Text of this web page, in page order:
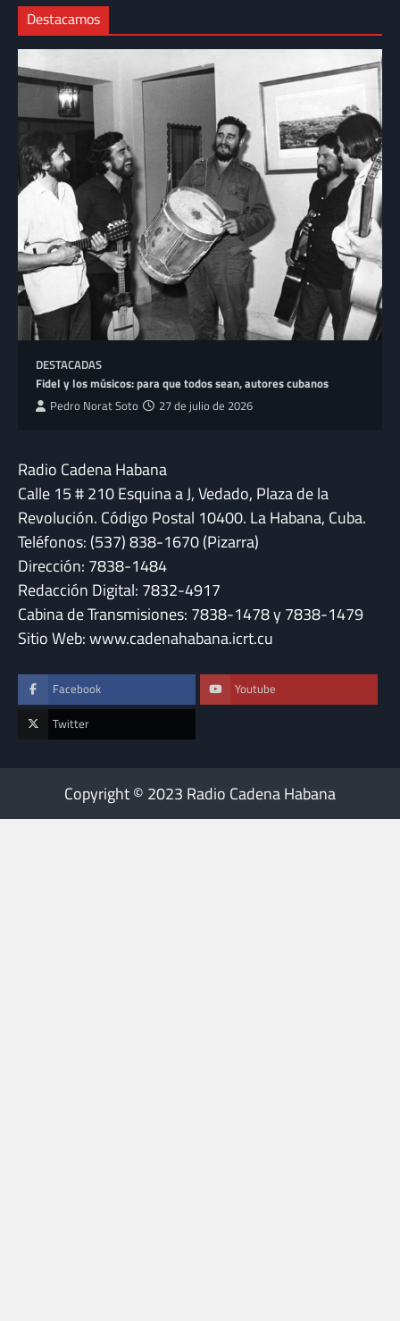
Destacamos
DESTACADAS
Fidel y los músicos: para que todos sean, autores cubanos
Pedro Norat Soto 27 de julio de 2026
Radio Cadena Habana
Calle 15 # 210 Esquina a J, Vedado, Plaza de la
Revolución. Código Postal 10400. La Habana, Cuba.
Teléfonos: (537) 838-1670 (Pizarra)
Dirección: 7838-1484
Redacción Digital: 7832-4917
Cabina de Transmisiones: 7838-1478 y 7838-1479
Sitio Web: www.cadenahabana.icrt.cu
Facebook Youtube
Twitter